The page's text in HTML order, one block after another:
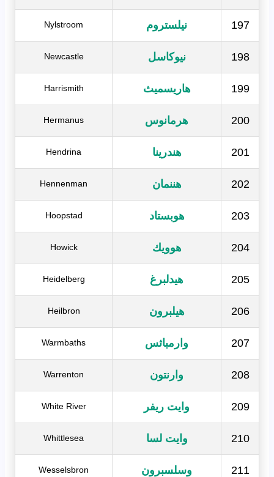
197 نيلستروم Nylstroom
198 نيوكاسل Newcastle
199 هاريسميث Harrismith
200 هرمانوس Hermanus
201 هندرينا Hendrina
202 هننمان Hennenman
203 هوبستاد Hoopstad
204 هوويك Howick
205 هيدلبرغ Heidelberg
206 هيلبرون Heilbron
207 وارمباثس Warmbaths
208 وارنتون Warrenton
209 وايت ريفر White River
210 وايت لسا Whittlesea
211 وسلسبرون Wesselsbron